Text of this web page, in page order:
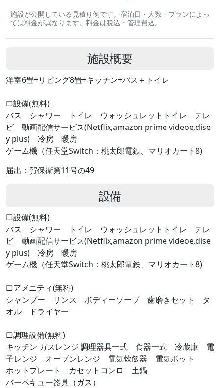
施設が公開している見積り例です。宿泊日・人数・プランによっ
ては料金が異なります。料金は税込・管理費込。
施設概要
洋室6畳+リビング8畳+キッチン+バス＋トイレ
□設備(無料)
バス シャワー トイレ ウォッシュレットトイレ テレ
ビ 動画配信サービス(Netflix,amazon prime videoe,dise
y plus) 冷房 暖房
ゲーム機（任天堂Switch：桃太郎電鉄、マリオカート8)
届出：賀保衛第11号の49
設備
□設備(無料)
バス シャワー トイレ ウォッシュレットトイレ テレ
ビ 動画配信サービス(Netflix,amazon prime videoe,dise
y plus) 冷房 暖房
ゲーム機（任天堂Switch：桃太郎電鉄、マリオカート8)
□アメニティ(無料)
シャンプー リンス ボディーソープ 歯磨きセット タ
オル ドライヤー
□調理設備(無料)
キッチン ガスレンジ 調理器具一式 食器一式 冷蔵庫 電
子レンジ オーブンレンジ 電気炊飯器 電気ポット
ホットプレート カセットコンロ 土鍋
バーベキュー器具（ガス）